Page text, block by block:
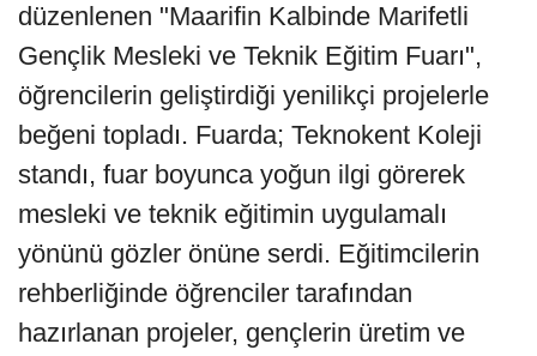
düzenlenen "Maarifin Kalbinde Marifetli
Gençlik Mesleki ve Teknik Eğitim Fuarı",
öğrencilerin geliştirdiği yenilikçi projelerle
beğeni topladı. Fuarda; Teknokent Koleji
standı, fuar boyunca yoğun ilgi görerek
mesleki ve teknik eğitimin uygulamalı
yönünü gözler önüne serdi. Eğitimcilerin
rehberliğinde öğrenciler tarafından
hazırlanan projeler, gençlerin üretim ve